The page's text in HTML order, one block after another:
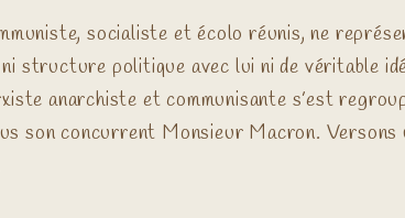
socialiste et écolo réunis, ne
structure politique avec lui ni de véritable
anarchiste et communisante s’est
son concurrent Monsieur Macron.